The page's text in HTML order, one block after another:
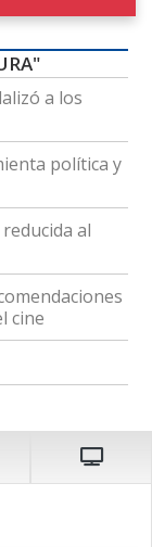
a los
política y
al
cine